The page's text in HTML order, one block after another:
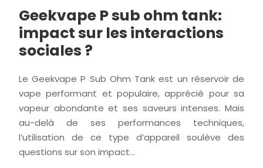
Geekvape P sub ohm tank:
impact sur les interactions
sociales ?
Le Geekvape P Sub Ohm Tank est un réservoir de
vape performant et populaire, apprécié pour sa
vapeur abondante et ses saveurs intenses. Mais
au-delà de ses performances techniques,
l’utilisation de ce type d’appareil soulève des
questions sur son impact…